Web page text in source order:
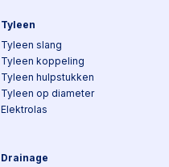
Tyleen
Tyleen slang
Tyleen koppeling
Tyleen hulpstukken
Tyleen op diameter
Elektrolas
Drainage